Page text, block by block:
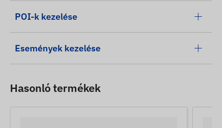
POI-k kezelése
Események kezelése
Hasonló termékek